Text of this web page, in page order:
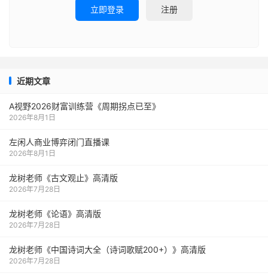
立即登录 注册
近期文章
A视野2026财富训练营《周期拐点已至》
2026年8月1日
左闲人商业博弈闭门直播课
2026年8月1日
龙树老师《古文观止》高清版
2026年7月28日
龙树老师《论语》高清版
2026年7月28日
龙树老师《中国诗词大全（诗词歌赋200+）》高清版
2026年7月28日